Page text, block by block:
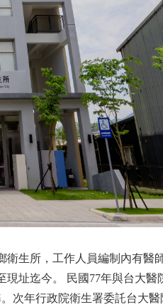
衛生所，工作人員編制內有醫
現址迄今。 民國 77年與台大醫
次年行政院衛生署委託台大